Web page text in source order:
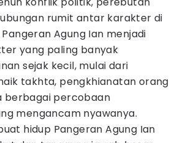
rumit antar karakter di
Agung Ian menjadi
yang paling banyak
sejak kecil, mulai dari
takhta, pengkhianatan orang
berbagai percobaan
mengancam nyawanya.
hidup Pangeran Agung Ian